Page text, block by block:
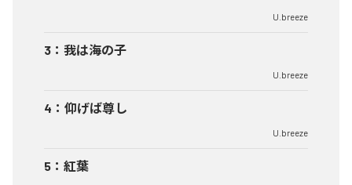
U.breeze
3 ： 我は海の子
U.breeze
4 ： 仰げば尊し
U.breeze
5 ： 紅葉